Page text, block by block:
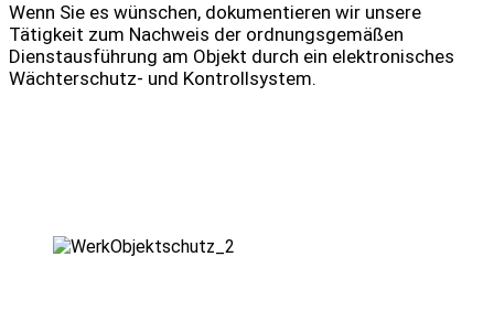
Wenn Sie es wünschen, dokumentieren wir unsere
Tätigkeit zum Nachweis der ordnungsgemäßen
Dienstausführung am Objekt durch ein elektronisches
Wächterschutz- und Kontrollsystem.